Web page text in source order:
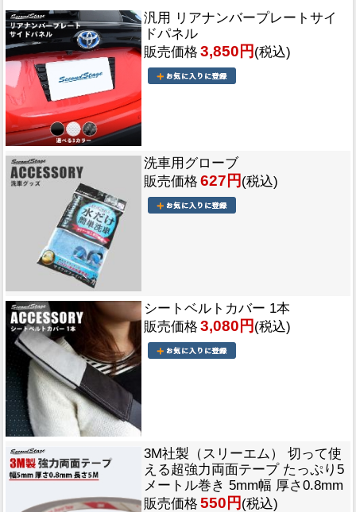
汎用 リアナンバープレートサイ
ドパネル
販売価格 3,850円 (税込)
洗車用グローブ
販売価格 627円 (税込)
シートベルトカバー 1本
販売価格 3,080円 (税込)
3M社製（スリーエム） 切って使
える超強力両面テープ たっぷり5
メートル巻き 5mm幅 厚さ0.8mm
販売価格 550円 (税込)